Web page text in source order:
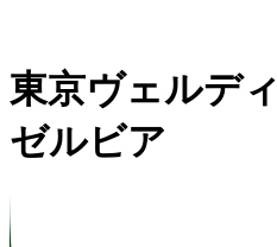
東京ヴェルディ
ゼルビア